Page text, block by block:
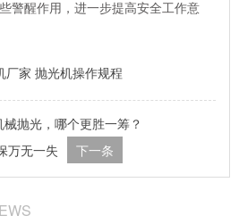
警醒作用，进一步提高安全工作意
厂家 抛光机操作规程
械抛光，哪个更胜一筹？
万无一失
下一条